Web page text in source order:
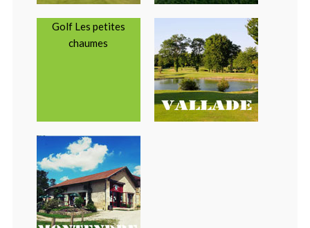
Golf Les petites
chaumes